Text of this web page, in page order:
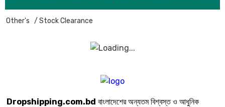
Other's / Stock Clearance
Dropshipping.com.bd বাংলাদেশের অন্যতম বিশ্বস্ত ও আধুনিক